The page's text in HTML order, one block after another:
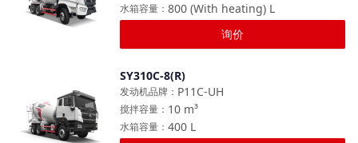
800 (With heating) L
水箱容量 ：
询价
SY310C-8(R)
P11C-UH
发动机品牌 ：
10 m³
搅拌容量 ：
400 L
水箱容量 ：